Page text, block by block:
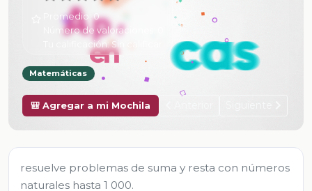
Promedio:0
Número de valoraciones:
Tu calificación:Sin calificar
Matemáticas
🎒 Agregar a mi Mochila
resuelve problemas de suma y resta con números
naturales hasta 1 000.